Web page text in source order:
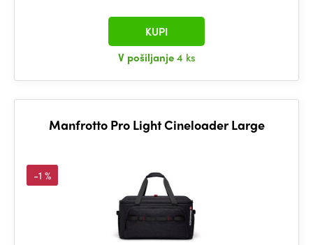
V pošiljanje4 ks
KUPI
Manfrotto Pro Light Cineloader Large
-1 %